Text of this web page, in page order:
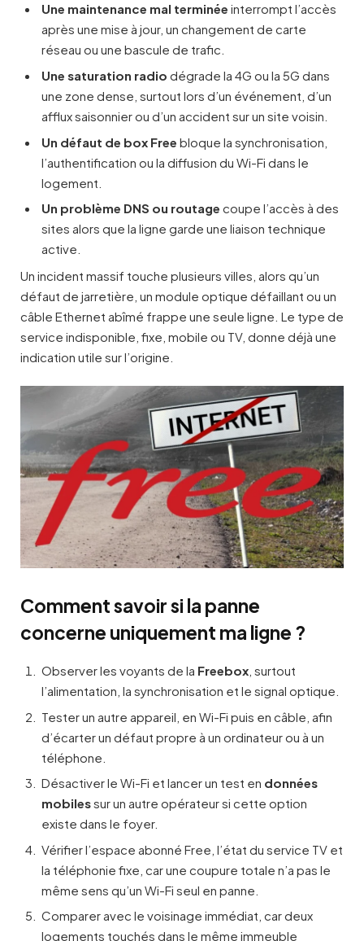
Une maintenance mal terminée interrompt l’accès
après une mise à jour, un changement de carte
réseau ou une bascule de trafic.
Une saturation radio dégrade la 4G ou la 5G dans
une zone dense, surtout lors d’un événement, d’un
afflux saisonnier ou d’un accident sur un site voisin.
Un défaut de box Free bloque la synchronisation,
l’authentification ou la diffusion du Wi-Fi dans le
logement.
Un problème DNS ou routage coupe l’accès à des
sites alors que la ligne garde une liaison technique
active.
Un incident massif touche plusieurs villes, alors qu’un
défaut de jarretière, un module optique défaillant ou un
câble Ethernet abîmé frappe une seule ligne. Le type de
service indisponible, fixe, mobile ou TV, donne déjà une
indication utile sur l’origine.
Comment savoir si la panne
concerne uniquement ma ligne ?
Observer les voyants de la Freebox, surtout
l’alimentation, la synchronisation et le signal optique.
Tester un autre appareil, en Wi-Fi puis en câble, afin
d’écarter un défaut propre à un ordinateur ou à un
téléphone.
Désactiver le Wi-Fi et lancer un test en données
mobilessur un autre opérateur si cette option
existe dans le foyer.
Vérifier l’espace abonné Free, l’état du service TV et
la téléphonie fixe, car une coupure totale n’a pas le
même sens qu’un Wi-Fi seul en panne.
Comparer avec le voisinage immédiat, car deux
logements touchés dans le même immeuble